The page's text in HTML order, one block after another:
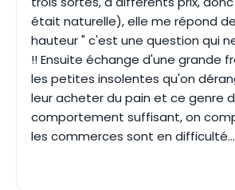
était naturelle), elle me répond
hauteur " c'est une question qui
!! Ensuite échange d'une grande
les petites insolentes qu'on
leur acheter du pain et ce genre
comportement suffisant, on
les commerces sont en difficulté...